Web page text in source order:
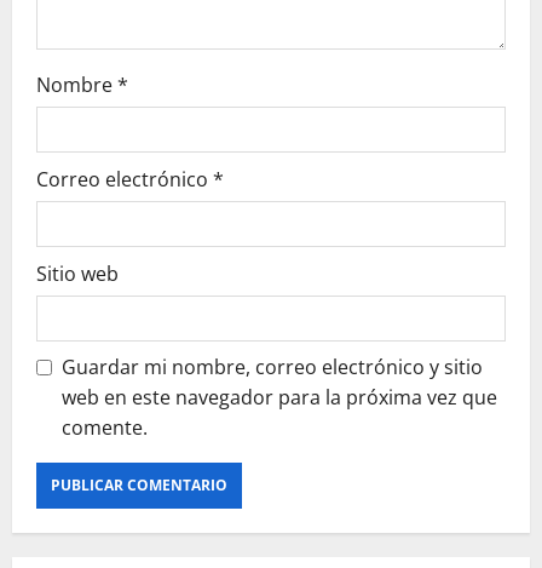
Nombre*
Correo electrónico *
Sitio web
Guardar mi nombre, correo electrónico y sitio
web en este navegador para la próxima vez que
comente.